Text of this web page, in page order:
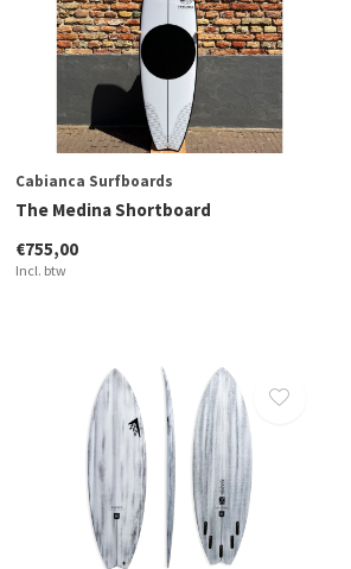
Cabianca Surfboards
The Medina Shortboard
€755,00
Incl. btw